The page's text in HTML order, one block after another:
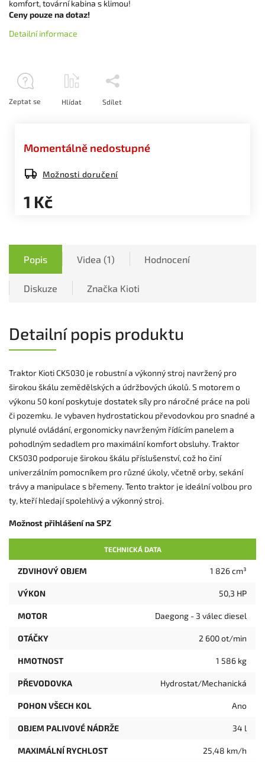
1 Kč
Momentálně nedostupné
Možnosti doručení
komfort, tovární kabina s klimou!
Ceny pouze na dotaz!
Detailní informace
Zeptat se Hlídat Sdílet
Popis Videa (1) Hodnocení
Diskuze Značka Kioti
Detailní popis produktu
Traktor Kioti CK5030 je robustní a výkonný stroj navržený pro
širokou škálu zemědělských a údržbových úkolů. S motorem o
výkonu 50 koní poskytuje dostatek síly pro náročné práce na poli
či pozemku. Je vybaven hydrostatickou převodovkou pro snadné a
plynulé ovládání, ergonomicky navrženým řídícím panelem a
pohodlným sedadlem pro maximální komfort obsluhy. Traktor
CK5030 podporuje širokou škálu příslušenství, což ho činí
univerzálním pomocníkem pro různé úkoly, včetně orby, sekání
trávy a manipulace s břemeny. Tento traktor je ideální volbou pro
ty, kteří hledají spolehlivý a výkonný stroj.
Možnost přihlášení na SPZ
TECHNICKÁ DATA
ZDVIHOVÝ OBJEM 1 826 cm³
VÝKON 50,3 HP
MOTOR Daegong - 3 válec diesel
OTÁČKY 2 600 ot/min
HMOTNOST 1 586 kg
PŘEVODOVKA Hydrostat/Mechanická
POHON VŠECH KOL Ano
OBJEM PALIVOVÉ NÁDRŽE 34 l
MAXIMÁLNÍ RYCHLOST 25,48 km/h